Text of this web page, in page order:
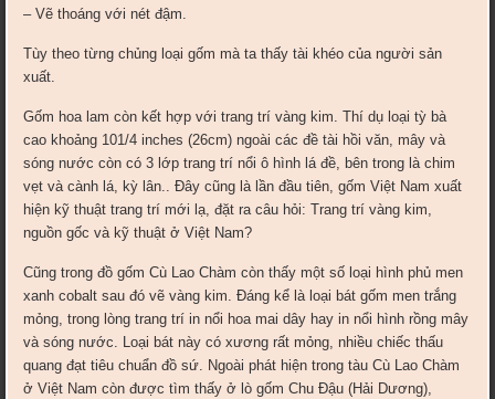
– Vẽ thoáng với nét đậm.
Tùy theo từng chủng loại gốm mà ta thấy tài khéo của ng­ười sản
xuất.
Gốm hoa lam còn kết hợp với trang trí vàng kim. Thí dụ loại tỳ bà
cao khoảng 101/4 inches (26cm) ngoài các đề tài hồi văn, mây và
sóng n­ước còn có 3 lớp trang trí nổi ô hình lá đề, bên trong là chim
vẹt và cành lá, kỳ lân.. Đây cũng là lần đầu tiên, gốm Việt Nam xuất
hiện kỹ thuật trang trí mới lạ, đặt ra câu hỏi: Trang trí vàng kim,
nguồn gốc và kỹ thuật ở Việt Nam?
Cũng trong đồ gốm Cù Lao Chàm còn thấy một số loại hình phủ men
xanh cobalt sau đó vẽ vàng kim. Đáng kể là loại bát gốm men trắng
mỏng, trong lòng trang trí in nổi hoa mai dây hay in nổi hình rồng mây
và sóng nước. Loại bát này có x­ương rất mỏng, nhiều chiếc thấu
quang đạt tiêu chuẩn đồ sứ. Ngoài phát hiện trong tàu Cù Lao Chàm
ở Việt Nam còn được tìm thấy ở lò gốm Chu Đậu (Hải Dư­ơng),